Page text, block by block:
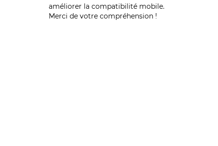
améliorer la compatibilité mobile.
Merci de votre compréhension !